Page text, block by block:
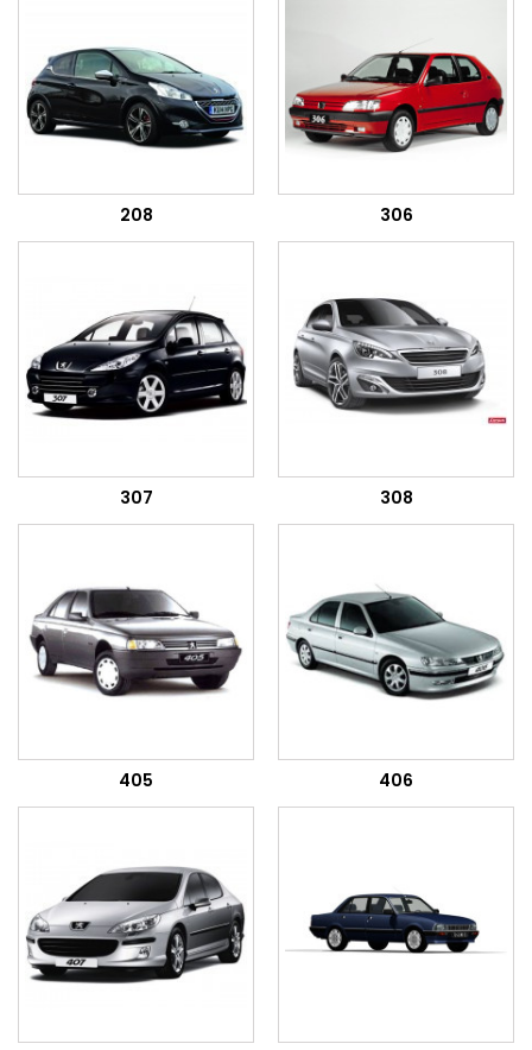
208 306
307 308
405 406